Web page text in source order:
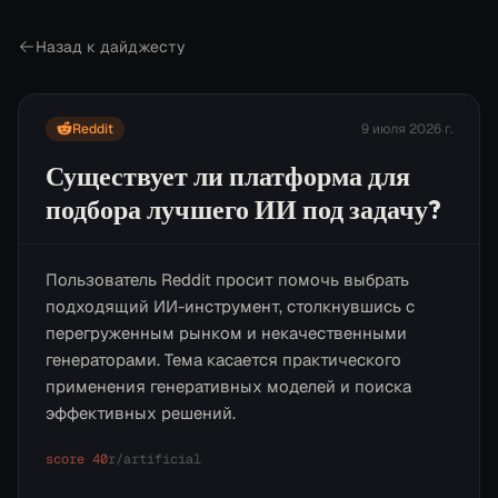
Назад к дайджесту
Reddit 9 июля 2026 г.
Существует ли платформа для
подбора лучшего ИИ под задачу?
Пользователь Reddit просит помочь выбрать
подходящий ИИ-инструмент, столкнувшись с
перегруженным рынком и некачественными
генераторами. Тема касается практического
применения генеративных моделей и поиска
эффективных решений.
score 40r/artificial